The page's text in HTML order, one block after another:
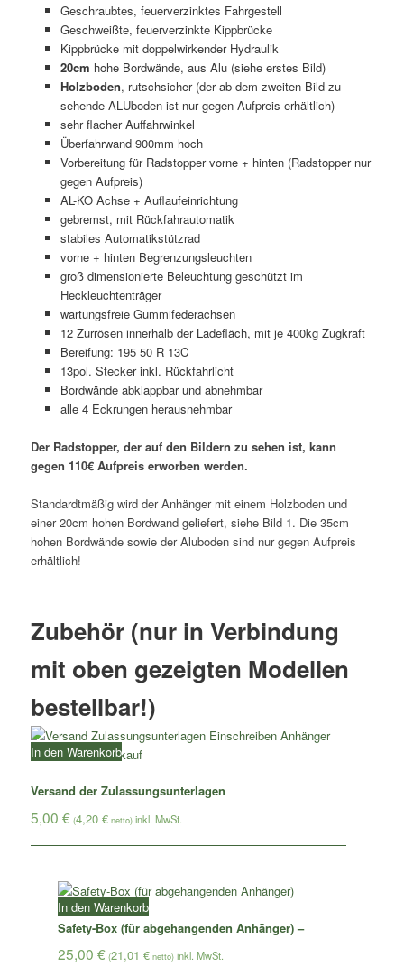
Geschraubtes, feuerverzinktes Fahrgestell
Geschweißte, feuerverzinkte Kippbrücke
Kippbrücke mit doppelwirkender Hydraulik
20cm hohe Bordwände, aus Alu (siehe erstes Bild)
Holzboden, rutschsicher (der ab dem zweiten Bild zu
sehende ALUboden ist nur gegen Aufpreis erhältlich)
sehr flacher Auffahrwinkel
Überfahrwand 900mm hoch
Vorbereitung für Radstopper vorne + hinten (Radstopper nur
gegen Aufpreis)
AL-KO Achse + Auflaufeinrichtung
gebremst, mit Rückfahrautomatik
stabiles Automatikstützrad
vorne + hinten Begrenzungsleuchten
groß dimensionierte Beleuchtung geschützt im
Heckleuchtenträger
wartungsfreie Gummifederachsen
12 Zurrösen innerhalb der Ladefläch, mit je 400kg Zugkraft
Bereifung: 195 50 R 13C
13pol. Stecker inkl. Rückfahrlicht
Bordwände abklappbar und abnehmbar
alle 4 Eckrungen herausnehmbar
Der Radstopper, der auf den Bildern zu sehen ist, kann
gegen 110€ Aufpreis erworben werden.
Standardtmäßig wird der Anhänger mit einem Holzboden und
einer 20cm hohen Bordwand geliefert, siehe Bild 1. Die 35cm
hohen Bordwände sowie der Aluboden sind nur gegen Aufpreis
erhältlich!
Zubehör (nur in Verbindung
mit oben gezeigten Modellen
bestellbar!)
Versand der Zulassungsunterlagen
5,00€ (4,20€ netto)
In den Warenkorb
Safety-Box (für abgehangenden Anhänger) –
25,00 € (21,01 €netto)
In den Warenkorb